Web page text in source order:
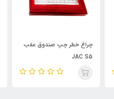
چراغ خطر چپ صندوق عقب
JAC S5